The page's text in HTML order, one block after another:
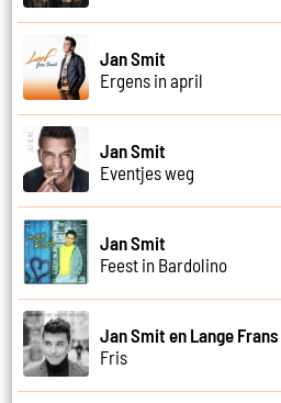
Jan Smit
Ergens in april
Jan Smit
Eventjes weg
Jan Smit
Feest in Bardolino
Jan Smit en Lange Frans
Fris